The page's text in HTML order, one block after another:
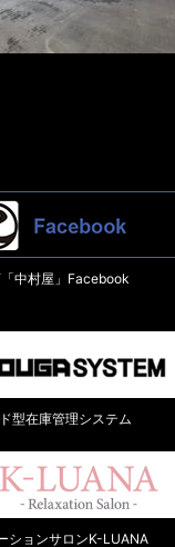
中村屋」Facebook
型在庫管理システム
ションサロンK-LUANA